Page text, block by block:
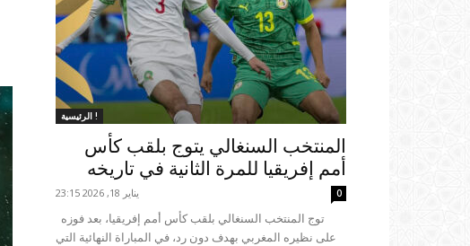
الرئيسية !
المنتخب السنغالي يتوج بلقب كأس
أمم إفريقيا للمرة الثانية في تاريخه
يناير 18, 2026 23:15 0
على نظيره المغربي بهدف دون رد، في المباراة النهائية التي